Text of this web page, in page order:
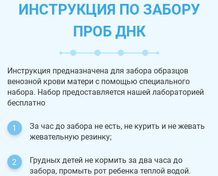
ИНСТРУКЦИЯ ПО ЗАБОРУ
ПРОБ ДНК
Инструкция предназначена для забора образцов
венозной крови матери с помощью специального
набора. Набор предоставляется нашей лабораторией
бесплатно
За час до забора не есть, не курить и не жевать
жевательную резинку;
Грудных детей не кормить за два часа до
забора, промыть рот ребенка теплой водой.